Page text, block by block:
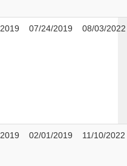
2019 07/24/2019 08/03/2022
2019 02/01/2019 11/10/2022